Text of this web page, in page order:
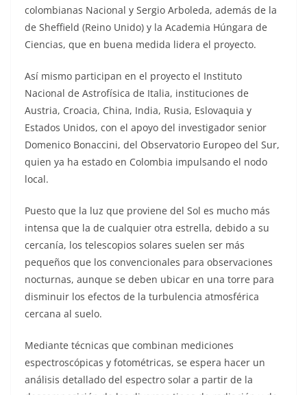
colombianas Nacional y Sergio Arboleda, además de la
de Sheffield (Reino Unido) y la Academia Húngara de
Ciencias, que en buena medida lidera el proyecto.
Así mismo participan en el proyecto el Instituto
Nacional de Astrofísica de Italia, instituciones de
Austria, Croacia, China, India, Rusia, Eslovaquia y
Estados Unidos, con el apoyo del investigador senior
Domenico Bonaccini, del Observatorio Europeo del Sur,
quien ya ha estado en Colombia impulsando el nodo
local.
Puesto que la luz que proviene del Sol es mucho más
intensa que la de cualquier otra estrella, debido a su
cercanía, los telescopios solares suelen ser más
pequeños que los convencionales para observaciones
nocturnas, aunque se deben ubicar en una torre para
disminuir los efectos de la turbulencia atmosférica
cercana al suelo.
Mediante técnicas que combinan mediciones
espectroscópicas y fotométricas, se espera hacer un
análisis detallado del espectro solar a partir de la